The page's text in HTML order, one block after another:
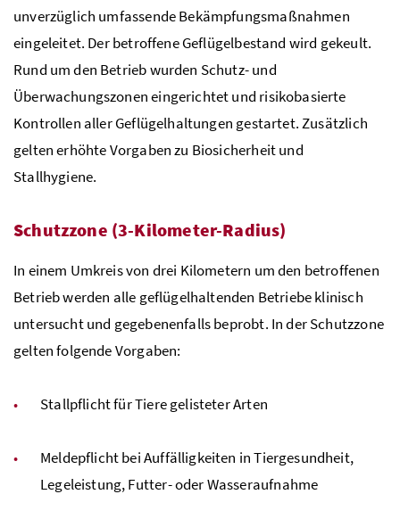
unverzüglich umfassende Bekämpfungsmaßnahmen
eingeleitet. Der betroffene Geflügelbestand wird gekeult.
Rund um den Betrieb wurden Schutz- und
Überwachungszonen eingerichtet und risikobasierte
Kontrollen aller Geflügelhaltungen gestartet. Zusätzlich
gelten erhöhte Vorgaben zu Biosicherheit und
Stallhygiene.
Schutzzone (3-Kilometer-Radius)
In einem Umkreis von drei Kilometern um den betroffenen
Betrieb werden alle geflügelhaltenden Betriebe klinisch
untersucht und gegebenenfalls beprobt. In der Schutzzone
gelten folgende Vorgaben:
Stallpflicht für Tiere gelisteter Arten
Meldepflicht bei Auffälligkeiten in Tiergesundheit,
Legeleistung, Futter- oder Wasseraufnahme